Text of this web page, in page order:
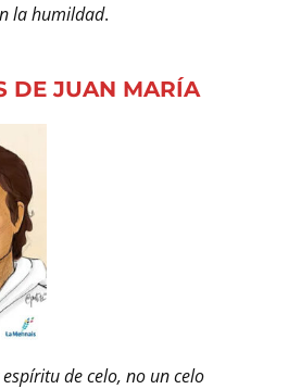
la humildad.
DE JUAN MARÍA
de celo, no un celo